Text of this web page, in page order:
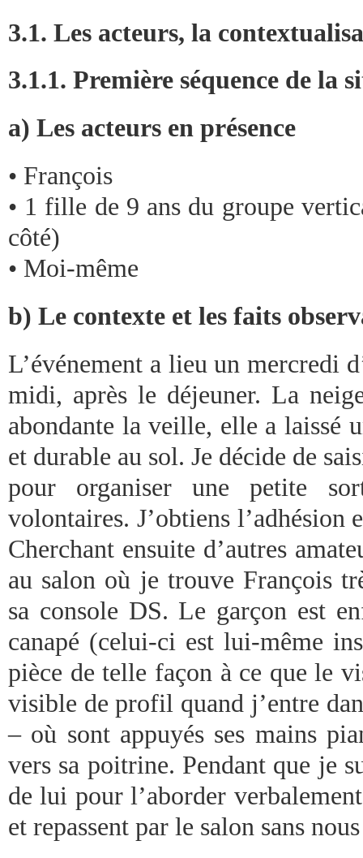
3.1. Les acteurs, la
3.1.1. Première séquence de la
a) Les acteurs en présence
• François
• 1 fille de 9 ans du groupe
côté)
• Moi-même
b) Le contexte et les faits
L’événement a lieu un mercredi
midi, après le déjeuner. La
abondante la veille, elle a laissé
et durable au sol. Je décide de
pour organiser une petite
volontaires. J’obtiens l’adhésion
Cherchant ensuite d’autres
au salon où je trouve François
sa console DS. Le garçon est
canapé (celui-ci est lui-même
pièce de telle façon à ce que le
visible de profil quand j’entre
– où sont appuyés ses mains
vers sa poitrine. Pendant que je
de lui pour l’aborder
et repassent par le salon sans